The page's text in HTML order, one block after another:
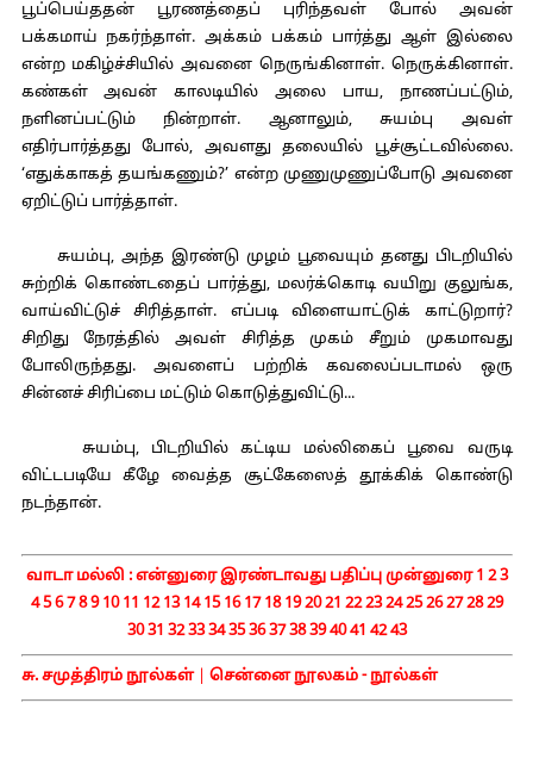
பூப்பெய்ததன் பூரணத்தைப் புரிந்தவள் போல் அவன்
பக்கமாய் நகர்ந்தாள். அக்கம் பக்கம் பார்த்து ஆள் இல்லை
என்ற மகிழ்ச்சியில் அவனை நெருங்கினாள். நெருக்கினாள்.
கண்கள் அவன் காலடியில் அலை பாய, நாணப்பட்டும்,
நளினப்பட்டும் நின்றாள். ஆனாலும், சுயம்பு அவள்
எதிர்பார்த்தது போல், அவளது தலையில் பூச்சூட்டவில்லை.
‘எதுக்காகத் தயங்கணும்?’ என்ற முணுமுணுப்போடு அவனை
ஏறிட்டுப் பார்த்தாள்.
சுயம்பு, அந்த இரண்டு முழம் பூவையும் தனது பிடறியில்
சுற்றிக் கொண்டதைப் பார்த்து, மலர்க்கொடி வயிறு குலுங்க,
வாய்விட்டுச் சிரித்தாள். எப்படி விளையாட்டுக் காட்டுறார்?
சிறிது நேரத்தில் அவள் சிரித்த முகம் சீறும் முகமாவது
போலிருந்தது. அவளைப் பற்றிக் கவலைப்படாமல் ஒரு
சின்னச் சிரிப்பை மட்டும் கொடுத்துவிட்டு...
சுயம்பு, பிடறியில் கட்டிய மல்லிகைப் பூவை வருடி
விட்டபடியே கீழே வைத்த சூட்கேஸைத் தூக்கிக் கொண்டு
நடந்தான்.
வாடா மல்லி :என்னுரைஇரண்டாவது பதிப்பு முன்னுரை1 23
4567891011 12131415161718192021 2223242526272829
3031 32333435363738394041 4243
சு. சமுத்திரம் நூல்கள்| சென்னை நூலகம் - நூல்கள்